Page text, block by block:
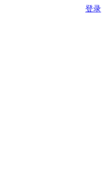
登录